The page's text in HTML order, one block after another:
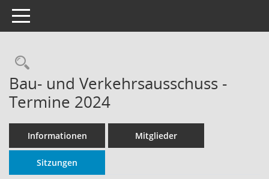
Toggle navigation
Rechercheauswahl
Bau- und Verkehrsausschuss -
Termine 2024
Informationen Mitglieder
Sitzungen